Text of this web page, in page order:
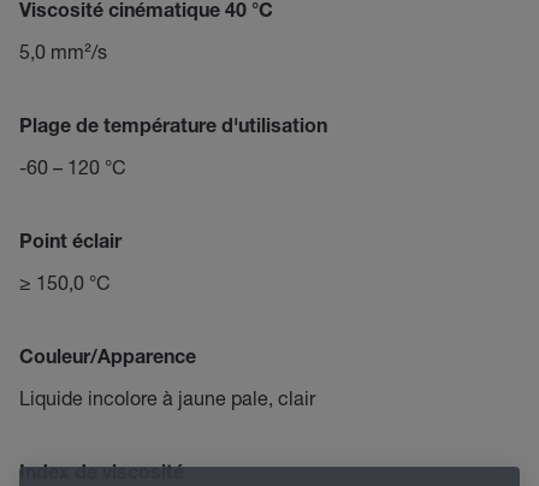
Viscosité cinématique 40 °C
5,0 mm²/s
Plage de température d'utilisation
-60 – 120 °C
Point éclair
≥ 150,0 °C
Couleur/Apparence
Liquide incolore à jaune pale, clair
Index de viscosité